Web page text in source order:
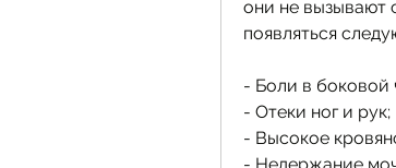
они не вызывают
появляться
- Боли в боковой
- Отеки ног и рук;
- Высокое